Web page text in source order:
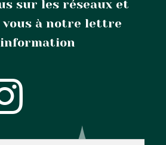
sur les réseaux et
vous à notre lettre